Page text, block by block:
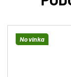
Novinka